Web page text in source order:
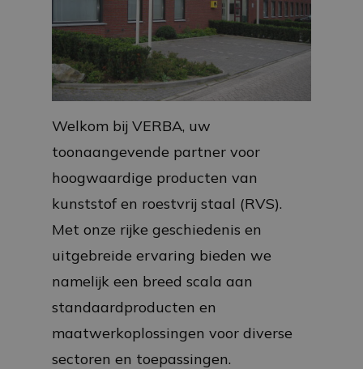
Welkom bij VERBA, uw
toonaangevende partner voor
hoogwaardige producten van
kunststof en roestvrij staal (RVS).
Met onze rijke geschiedenis en
uitgebreide ervaring bieden we
namelijk een breed scala aan
standaardproducten en
maatwerkoplossingen voor diverse
sectoren en toepassingen.